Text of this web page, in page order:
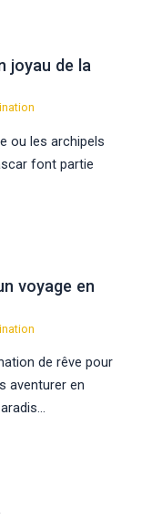
joyau de la
ou les archipels
font partie
voyage en
de rêve pour
aventurer en